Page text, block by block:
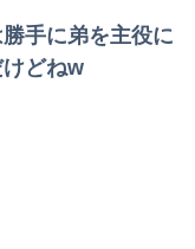
手に弟を主役に
どねw